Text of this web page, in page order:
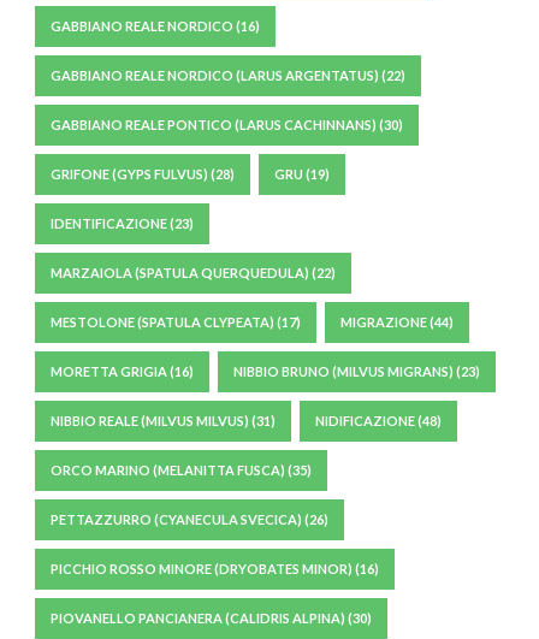
GABBIANO REALE NORDICO (16)
GABBIANO REALE NORDICO (LARUS ARGENTATUS) (22)
GABBIANO REALE PONTICO (LARUS CACHINNANS) (30)
GRIFONE (GYPS FULVUS) (28) GRU (19)
IDENTIFICAZIONE(23)
MARZAIOLA (SPATULA QUERQUEDULA) (22)
MESTOLONE (SPATULA CLYPEATA) (17) MIGRAZIONE(44)
MORETTA GRIGIA(16) NIBBIO BRUNO (MILVUS MIGRANS) (23)
NIBBIO REALE (MILVUS MILVUS) (31) NIDIFICAZIONE(48)
ORCO MARINO (MELANITTA FUSCA) (35)
PETTAZZURRO (CYANECULA SVECICA) (26)
PICCHIO ROSSO MINORE (DRYOBATES MINOR) (16)
PIOVANELLO PANCIANERA (CALIDRIS ALPINA) (30)